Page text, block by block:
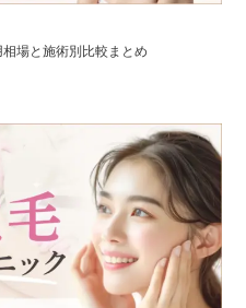
場と施術別比較まとめ